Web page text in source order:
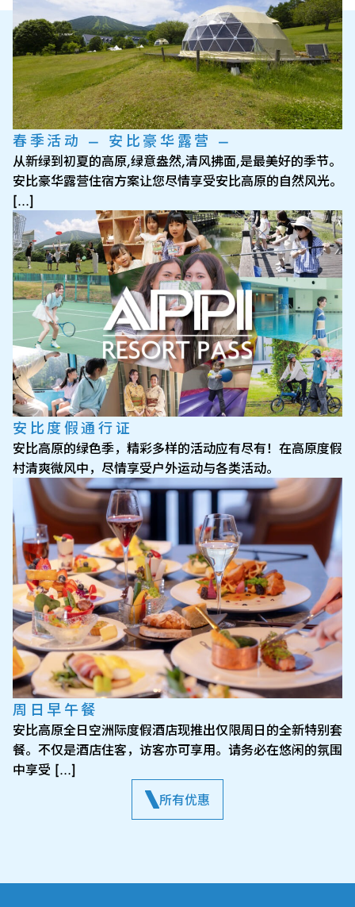
春季活动 — 安比豪华露营 —
从新绿到初夏的高原,绿意盎然,清风拂面,是最美好的季节。
安比豪华露营住宿方案让您尽情享受安比高原的自然风光。
[…]
安比度假通行证
安比高原的绿色季，精彩多样的活动应有尽有！在高原度假
村清爽微风中，尽情享受户外运动与各类活动。
周日早午餐
安比高原全日空洲际度假酒店现推出仅限周日的全新特别套
餐。不仅是酒店住客，访客亦可享用。请务必在悠闲的氛围
中享受 […]
所有优惠